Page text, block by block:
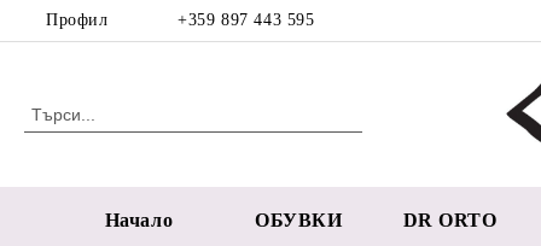
Профил +359 897 443 595
Начало ОБУВКИ DR ORTO